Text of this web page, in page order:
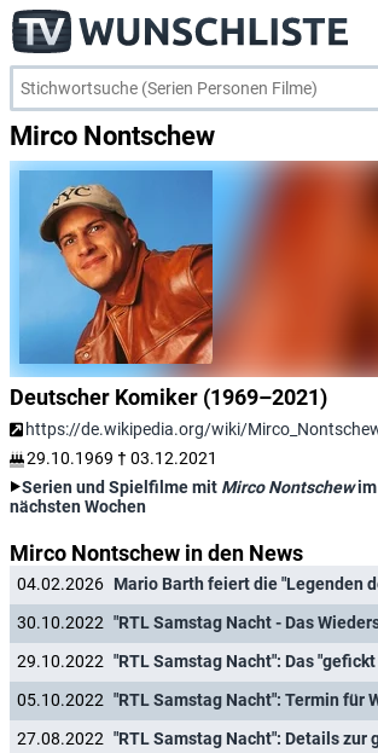
Mirco Nontschew
Deutscher Komiker (1969–2021)
https://de.wikipedia.org/wiki/
29.10.1969 † 03.12.2021
Serien und Spielfilme mit Mirco Nontschewim
nächsten Wochen
Mirco Nontschew in den News
04.02.2026
30.10.2022
29.10.2022
05.10.2022
27.08.2022